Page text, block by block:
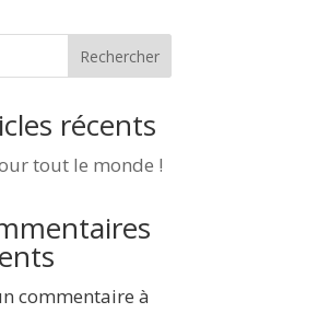
Rechercher
récents
tout le monde !
commentaire à